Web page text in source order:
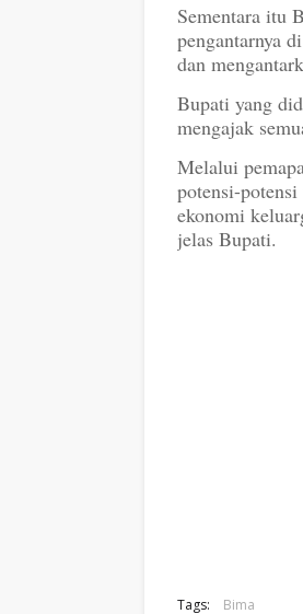
Sementara itu
pengantarnya
dan
Bupati yang
mengajak
Melalui
potensi-
ekonomi
jelas Bupati.
Tags: Bima